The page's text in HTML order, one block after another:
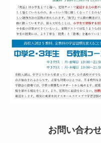
お問い合わ